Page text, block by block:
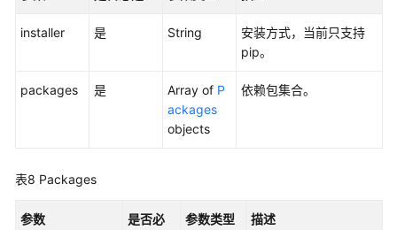
附
SDK
场
代
installer 是 String
安装方式，当前只支持
pip。
packages 是 Array of P
ackages
objects
依赖包集合。
表8 Packages
参数
是否必
参数类型 描述